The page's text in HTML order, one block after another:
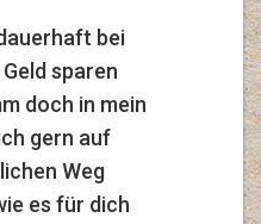
bei
sparen
doch in mein
gern auf
Weg
es für dich